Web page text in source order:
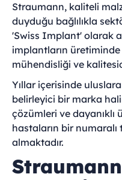
Straumann, kaliteli
duyduğu bağlılıkla
'Swiss Implant' olarak
implantların
mühendisliği ve
Yıllar içerisinde
belirleyici bir marka
çözümleri ve dayanıklı
hastaların bir
almaktadır.